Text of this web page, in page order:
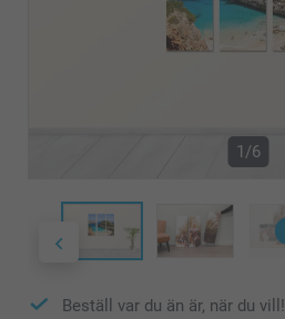
1/6
Beställ var du än är, när du vill!